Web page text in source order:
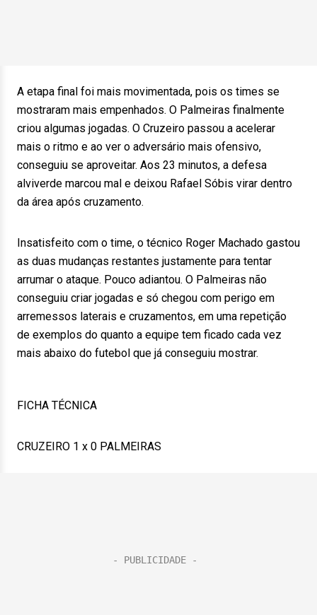
A etapa final foi mais movimentada, pois os times se
mostraram mais empenhados. O Palmeiras finalmente
criou algumas jogadas. O Cruzeiro passou a acelerar
mais o ritmo e ao ver o adversário mais ofensivo,
conseguiu se aproveitar. Aos 23 minutos, a defesa
alviverde marcou mal e deixou Rafael Sóbis virar dentro
da área após cruzamento.
Insatisfeito com o time, o técnico Roger Machado gastou
as duas mudanças restantes justamente para tentar
arrumar o ataque. Pouco adiantou. O Palmeiras não
conseguiu criar jogadas e só chegou com perigo em
arremessos laterais e cruzamentos, em uma repetição
de exemplos do quanto a equipe tem ficado cada vez
mais abaixo do futebol que já conseguiu mostrar.
FICHA TÉCNICA
CRUZEIRO 1 x 0 PALMEIRAS